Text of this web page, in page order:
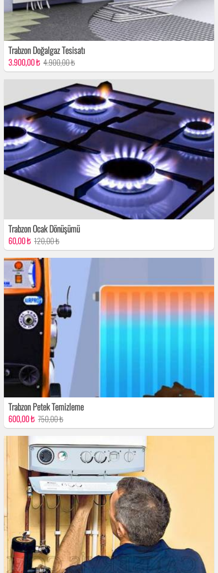
Trabzon Doğalgaz Tesisatı
3.900,00 ₺ 4.900,00 ₺
Trabzon Ocak Dönüşümü
60,00 ₺ 120,00 ₺
Trabzon Petek Temizleme
600,00 ₺ 750,00 ₺